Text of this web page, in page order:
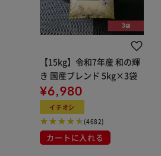
【15kg】令和7年産 和の輝
き 国産ブレンド 5kg×3袋
¥6,980
イチオシ
(4682)
カートに入れる